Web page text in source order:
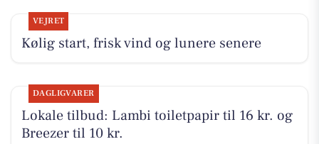
VEJRET
Kølig start, frisk vind og lunere senere
DAGLIGVARER
Lokale tilbud: Lambi toiletpapir til 16 kr. og
Breezer til 10 kr.